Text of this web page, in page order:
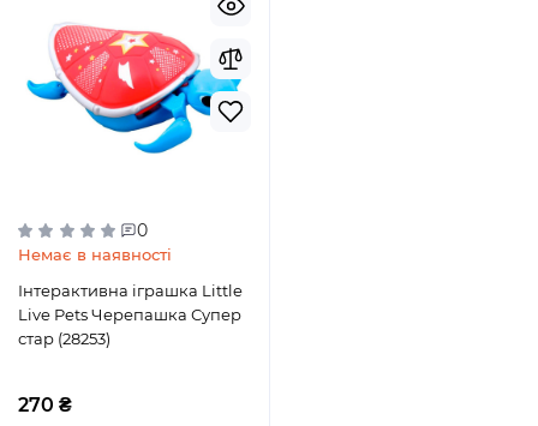
0
Немає в наявності
Інтерактивна іграшка Little
Live Pets Черепашка Супер
стар (28253)
270 ₴